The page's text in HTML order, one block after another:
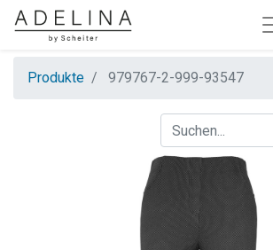
Produkte 979767-2-999-93547